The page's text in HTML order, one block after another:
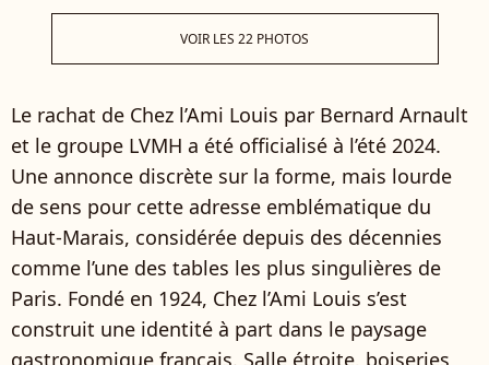
VOIR LES 22 PHOTOS
Le rachat de Chez l’Ami Louis par Bernard Arnault
et le groupe LVMH a été officialisé à l’été 2024.
Une annonce discrète sur la forme, mais lourde
de sens pour cette adresse emblématique du
Haut-Marais, considérée depuis des décennies
comme l’une des tables les plus singulières de
Paris. Fondé en 1924, Chez l’Ami Louis s’est
construit une identité à part dans le paysage
gastronomique français. Salle étroite, boiseries